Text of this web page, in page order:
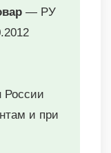
— РУ
России
и при